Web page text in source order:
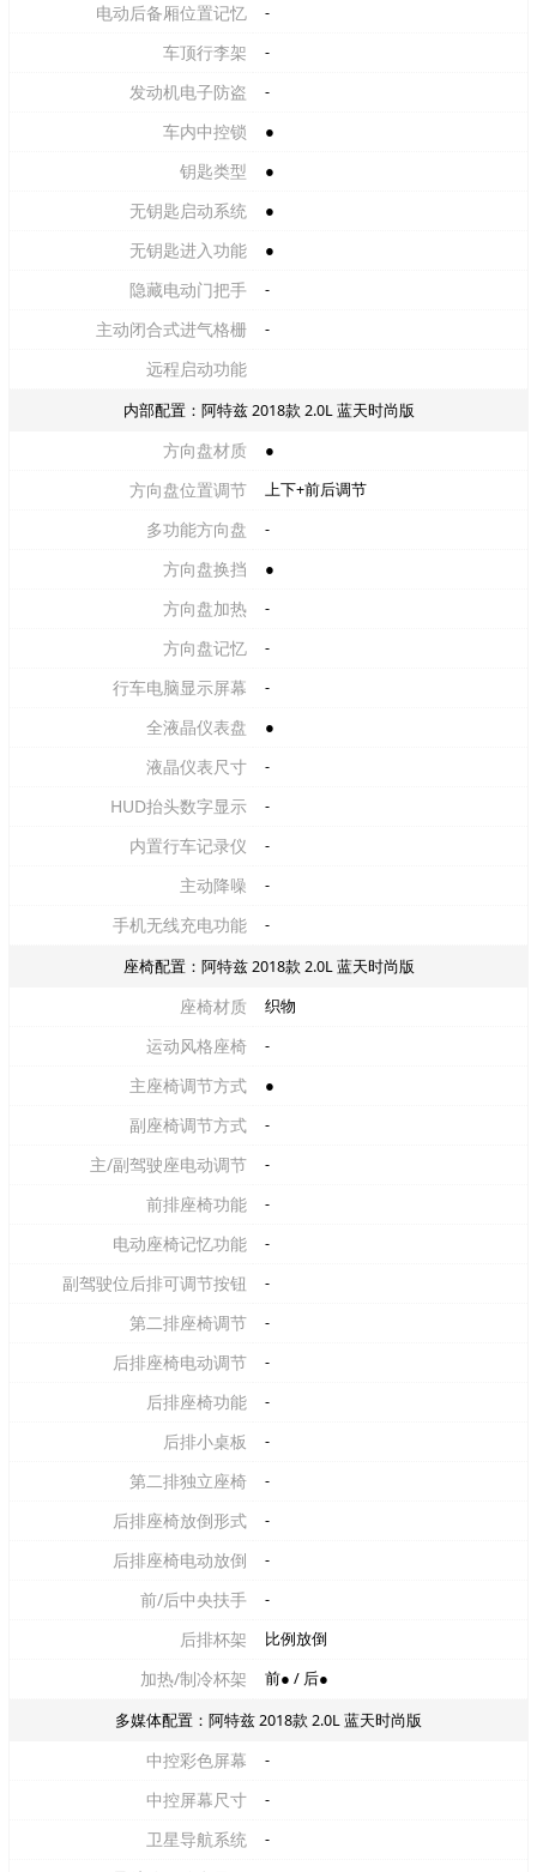
电动后备厢位置记忆 -
车顶行李架 -
发动机电子防盗 -
车内中控锁 ●
钥匙类型 ●
无钥匙启动系统 ●
无钥匙进入功能 ●
隐藏电动门把手 -
主动闭合式进气格栅 -
远程启动功能
内部配置：阿特兹 2018款 2.0L 蓝天时尚版
方向盘材质 ●
方向盘位置调节 上下+前后调节
多功能方向盘 -
方向盘换挡 ●
方向盘加热 -
方向盘记忆 -
行车电脑显示屏幕 -
全液晶仪表盘 ●
液晶仪表尺寸 -
HUD抬头数字显示 -
内置行车记录仪 -
主动降噪 -
手机无线充电功能 -
座椅配置：阿特兹 2018款 2.0L 蓝天时尚版
座椅材质 织物
运动风格座椅 -
主座椅调节方式 ●
副座椅调节方式 -
主/副驾驶座电动调节 -
前排座椅功能 -
电动座椅记忆功能 -
副驾驶位后排可调节按钮 -
第二排座椅调节 -
后排座椅电动调节 -
后排座椅功能 -
后排小桌板 -
第二排独立座椅 -
后排座椅放倒形式 -
后排座椅电动放倒 -
前/后中央扶手 -
后排杯架 比例放倒
加热/制冷杯架 前● / 后●
多媒体配置：阿特兹 2018款 2.0L 蓝天时尚版
中控彩色屏幕 -
中控屏幕尺寸 -
卫星导航系统 -